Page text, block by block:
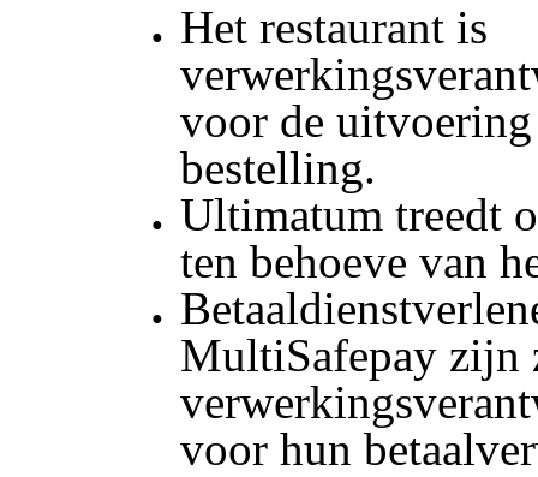
Het restaurant is
voor de
bestelling.
Ultimatum treedt
ten behoeve van
MultiSafepay zijn
voor hun